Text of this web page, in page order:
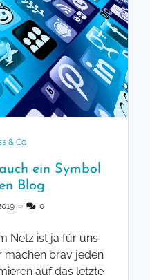
& Co
ein Symbol
Blog
◌ 0
Netz ist ja für uns
machen brav jeden
auf das letzte